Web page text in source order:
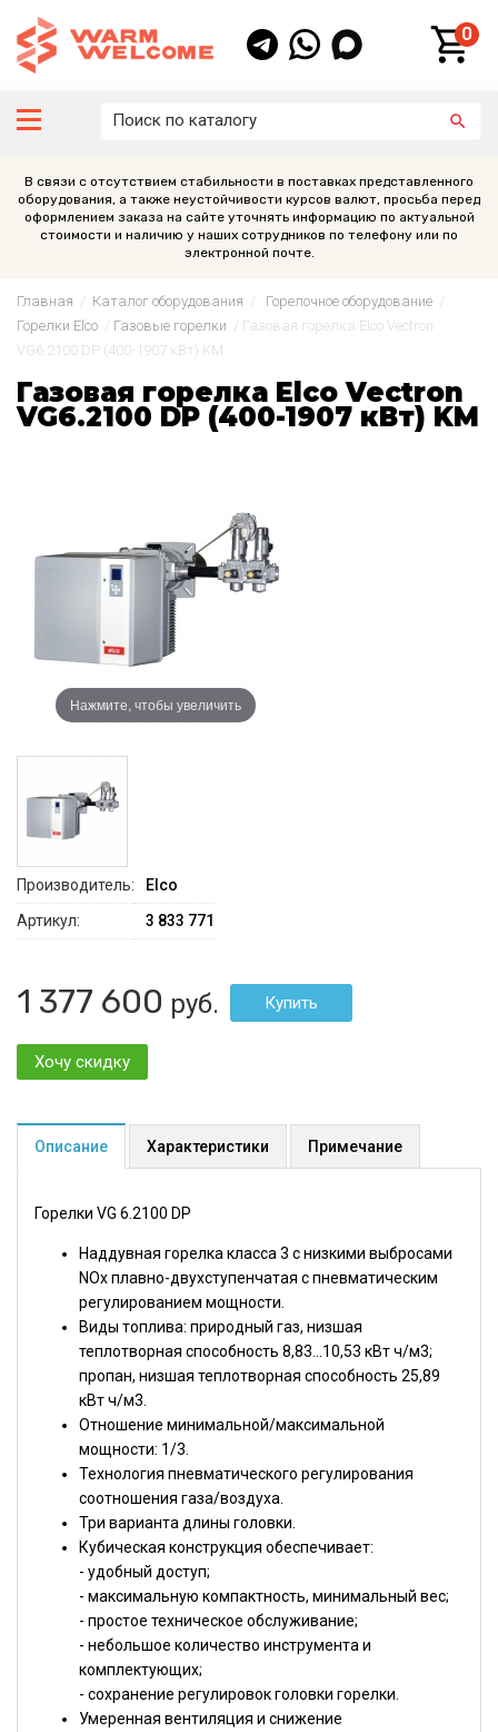
0
В связи с отсутствием стабильности в поставках представленного
оборудования, а также неустойчивости курсов валют, просьба перед
оформлением заказа на сайте уточнять информацию по актуальной
стоимости и наличию у наших сотрудников по телефону или по
электронной почте.
Главная Каталог оборудования Горелочное оборудование
Горелки Elco
Газовые горелки
Газовая горелка Elco Vectron
VG6.2100 DP (400-1907 кВт) KМ
Газовая горелка Elco Vectron
VG6.2100 DP (400-1907 кВт) KМ
Нажмите, чтобы увеличить
Производитель:
Elco
Артикул:
3 833 771
1 377 600 руб.
Хочу скидку
Описание Характеристики Примечание
Горелки VG 6.2100 DP
Наддувная горелка класса 3 с низкими выбросами
NOx плавно-двухступенчатая с пневматическим
регулированием мощности.
Виды топлива: природный газ, низшая
теплотворная способность 8,83...10,53 кВт ч/м3;
пропан, низшая теплотворная способность 25,89
кВт ч/м3.
Отношение минимальной/максимальной
мощности: 1/3.
Технология пневматического регулирования
соотношения газа/воздуха.
Три варианта длины головки.
Кубическая конструкция обеспечивает:
- удобный доступ;
- максимальную компактность, минимальный вес;
- простое техническое обслуживание;
- небольшое количество инструмента и
комплектующих;
- сохранение регулировок головки горелки.
Умеренная вентиляция и снижение